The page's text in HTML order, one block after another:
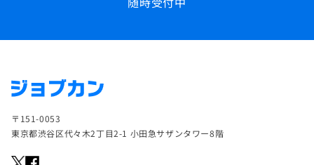
〒151-0053
東京都渋谷区代々木2丁目2-1 小田急サザンタワー8階